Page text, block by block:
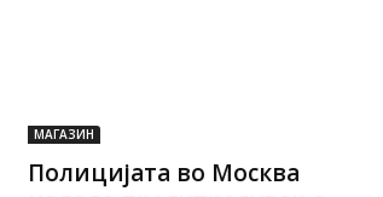
МАГАЗИН
Полицијата во Москва